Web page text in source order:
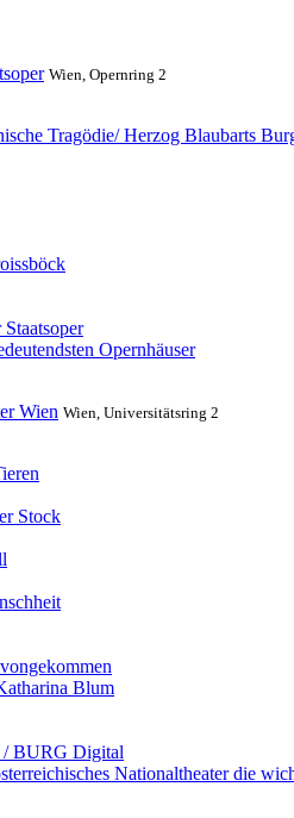
Wien, Opernring 2
Tragödie/ Herzog Blaubarts
Opernhäuser
Wien Wien, Universitätsring 2
Stock
Blum
/ BURG Digital
Nationaltheater die